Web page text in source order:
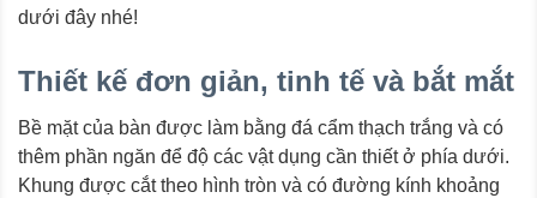
dưới đây nhé!
Thiết kế đơn giản, tinh tế và bắt mắt
Bề mặt của bàn được làm bằng đá cẩm thạch trắng và có
thêm phần ngăn để độ các vật dụng cần thiết ở phía dưới.
Khung được cắt theo hình tròn và có đường kính khoảng